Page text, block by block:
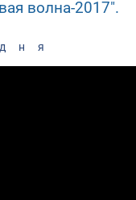
волна-2017".